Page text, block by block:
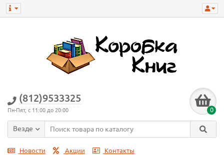
(812)9533325
Пн-Пят, с 11:00 до 20:00 0
Везде
Новости Акции
Контакты